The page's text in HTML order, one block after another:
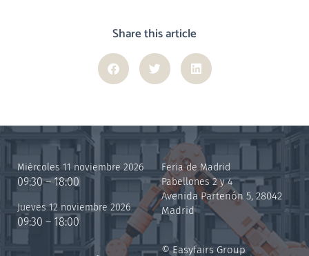
Share this article
Miércoles 11 noviembre 2026
09:30 – 18:00
Jueves 12 noviembre 2026
09:30 – 18:00
Feria de Madrid
Pabellones 2 y 4
Avenida Partenón 5, 28042
Madrid
© Easyfairs Group